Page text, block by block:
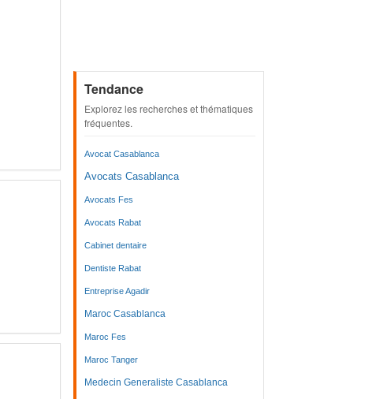
Tendance
Explorez les recherches et thématiques
fréquentes.
Avocat Casablanca
Avocats Casablanca
Avocats Fes
Avocats Rabat
Cabinet dentaire
Dentiste Rabat
Entreprise Agadir
Maroc Casablanca
Maroc Fes
Maroc Tanger
Medecin Generaliste Casablanca